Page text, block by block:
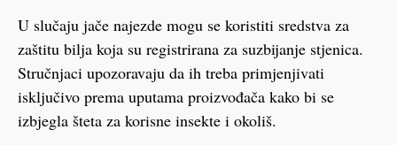
U slučaju jače najezde mogu se koristiti sredstva za
zaštitu bilja koja su registrirana za suzbijanje stjenica.
Stručnjaci upozoravaju da ih treba primjenjivati
isključivo prema uputama proizvođača kako bi se
izbjegla šteta za korisne insekte i okoliš.